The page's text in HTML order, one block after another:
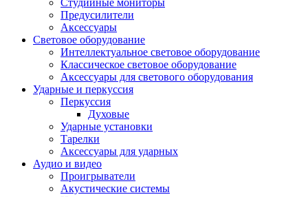
Предусилители
Аксессуары
Световое оборудование
Интеллектуальное световое оборудование
Классическое световое оборудование
Аксессуары для светового оборудования
Ударные и перкуссия
Перкуссия
Духовые
Ударные установки
Тарелки
Аксессуары для ударных
Аудио и видео
Проигрыватели
Акустические системы